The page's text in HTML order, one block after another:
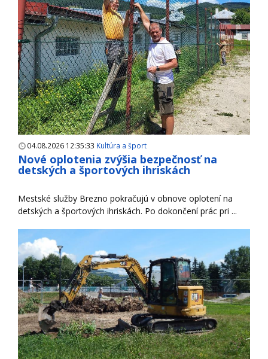
04.08.2026 12:35:33 Kultúra a šport
Nové oplotenia zvýšia bezpečnosť na
detských a športových ihriskách
Mestské služby Brezno pokračujú v obnove oplotení na
detských a športových ihriskách. Po dokončení prác pri ...